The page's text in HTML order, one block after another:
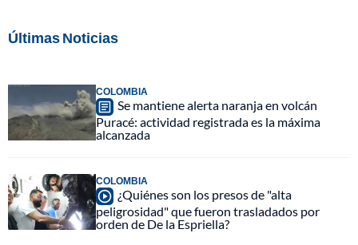
Últimas Noticias
COLOMBIA
Se mantiene alerta naranja en volcán
Puracé: actividad registrada es la máxima
alcanzada
COLOMBIA
¿Quiénes son los presos de "alta
peligrosidad" que fueron trasladados por
orden de De la Espriella?